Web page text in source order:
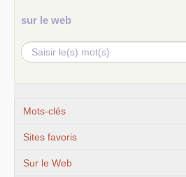
sur le web
Mots-clés
Sites favoris
Sur le Web